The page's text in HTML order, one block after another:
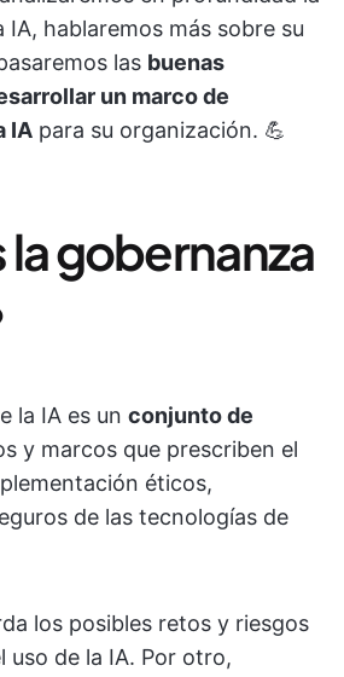
IA, hablaremos más sobre su
las buenas
un marco de
IA para su organización. 💪
la gobernanza
la IA es un conjunto de
y marcos que prescriben el
éticos,
de las tecnologías de
los posibles retos y riesgos
uso de la IA. Por otro,